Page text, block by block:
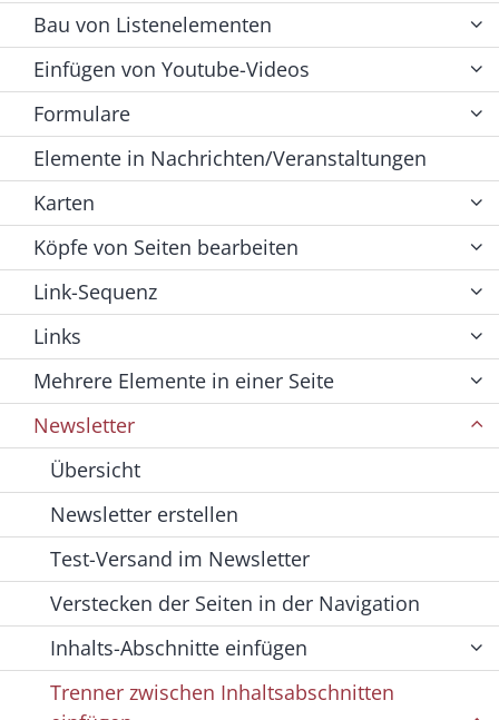
Bau von Listenelementen
Einfügen von Youtube-Videos
Formulare
Elemente in Nachrichten/Veranstaltungen
Karten
Köpfe von Seiten bearbeiten
Link-Sequenz
Links
Mehrere Elemente in einer Seite
Newsletter
Übersicht
Newsletter erstellen
Test-Versand im Newsletter
Verstecken der Seiten in der Navigation
Inhalts-Abschnitte einfügen
Trenner zwischen Inhaltsabschnitten